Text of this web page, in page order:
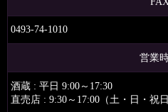
0493-74-1010
営業
酒蔵 : 平日 9:00～17:30
直売店 : 9:30～17:00（土・日・祝